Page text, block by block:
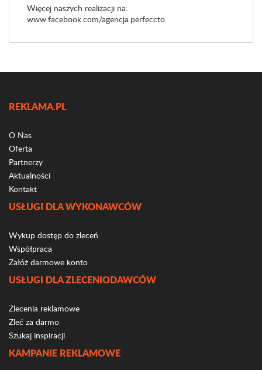
Więcej naszych realizacji na:
www.facebook.com/agencja.perfeccto
REKLAMA.PL
O Nas
Oferta
Partnerzy
Aktualności
Kontakt
USŁUGI DLA WYKONAWCÓW
Wykup dostęp do zleceń
Współpraca
Załóż darmowe konto
USŁUGI DLA ZLECENIODAWCÓW
Zlecenia reklamowe
Zleć za darmo
Szukaj inspiracji
KAMPANIE REKLAMOWE